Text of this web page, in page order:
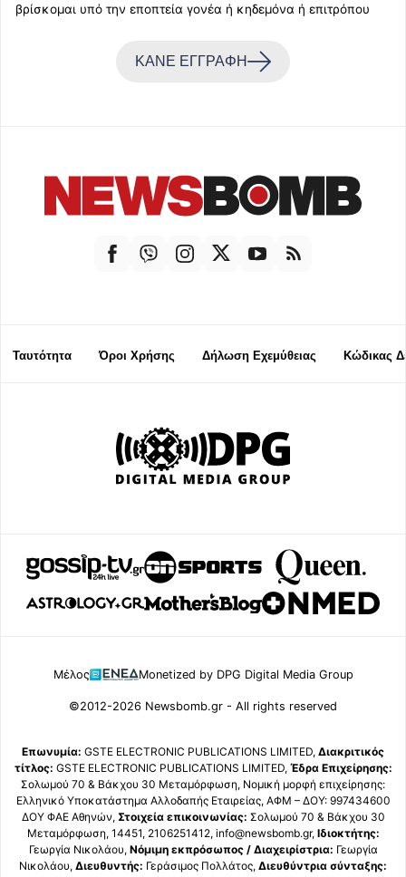
βρίσκομαι υπό την εποπτεία γονέα ή κηδεμόνα ή επιτρόπου
ΚΑΝΕ ΕΓΓΡΑΦΗ
Ταυτότητα Όροι Χρήσης Δήλωση Εχεμύθειας Κώδικας
Μέλος Monetized by DPG Digital Media Group
©2012-2026 Newsbomb.gr - All rights reserved
Επωνυμία: GSTE ELECTRONIC PUBLICATIONS LIMITED, Διακριτικός
τίτλος: GSTE ELECTRONIC PUBLICATIONS LIMITED, Έδρα Επιχείρησης:
Σολωμού 70 & Βάκχου 30 Μεταμόρφωση, Νομική μορφή επιχείρησης:
Ελληνικό Υποκατάστημα Αλλοδαπής Εταιρείας, ΑΦΜ – ΔΟΥ: 997434600
ΔΟΥ ΦΑΕ Αθηνών, Στοιχεία επικοινωνίας: Σολωμού 70 & Βάκχου 30
Μεταμόρφωση, 14451, 2106251412, info@newsbomb.gr, Ιδιοκτήτης:
Γεωργία Νικολάου, Νόμιμη εκπρόσωπος / Διαχειρίστρια: Γεωργία
Νικολάου, Διευθυντής: Γεράσιμος Πολλάτος, Διευθύντρια σύνταξης: